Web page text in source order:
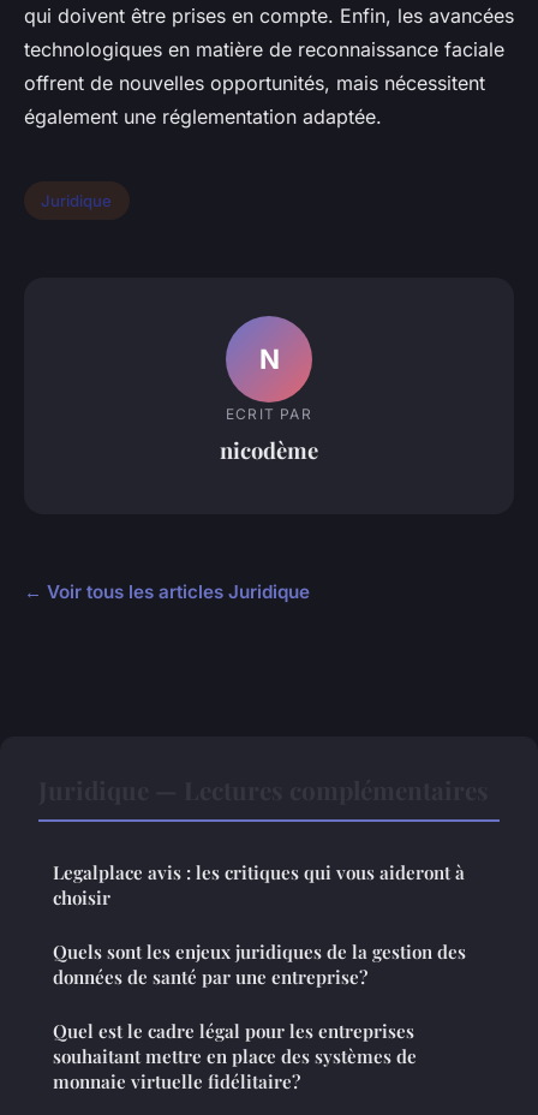
qui doivent être prises en compte. Enfin, les avancées
technologiques en matière de reconnaissance faciale
offrent de nouvelles opportunités, mais nécessitent
également une réglementation adaptée.
Juridique
N
ECRIT PAR
nicodème
← Voir tous les articles Juridique
Legalplace avis : les critiques qui vous aideront à
choisir
Quels sont les enjeux juridiques de la gestion des
données de santé par une entreprise?
Quel est le cadre légal pour les entreprises
souhaitant mettre en place des systèmes de
monnaie virtuelle fidélitaire?